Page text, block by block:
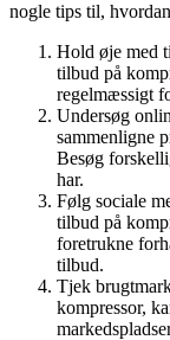
nogle tips til,
Hold øje med
tilbud på
regelmæssigt
Undersøg
sammenligne
Besøg
har.
Følg sociale
tilbud på
foretrukne
tilbud.
Tjek
kompressor,